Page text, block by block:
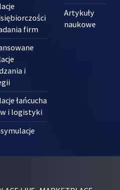
firm
i
łańcucha
i logistyki
Artykuły
naukowe